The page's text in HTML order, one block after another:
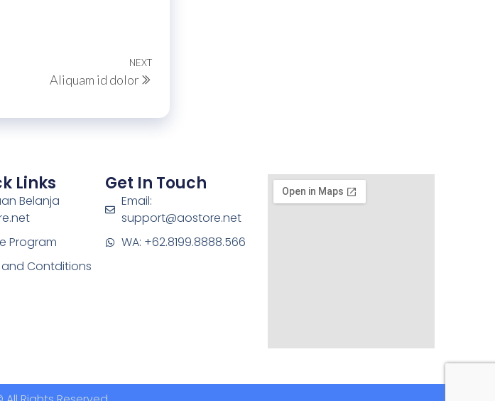
NEXT
Aliquam id dolor
Links
Belanja
Program
and Contditions
Get In Touch
Email:
support@aostore.net
WA: +62.8199.8888.566